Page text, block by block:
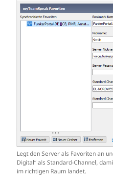
Legt den Server als Favoriten an
Digital“ als Standard-Channel,
im richtigen Raum landet.